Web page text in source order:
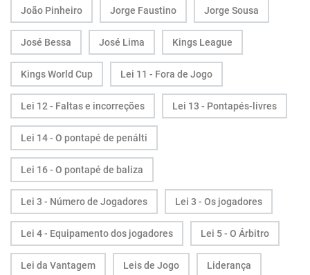
João Pinheiro Jorge Faustino Jorge Sousa
José Bessa José Lima Kings League
Kings World Cup Lei 11 - Fora de Jogo
Lei 12 - Faltas e incorreções Lei 13 - Pontapés-livres
Lei 14 - O pontapé de penálti
Lei 16 - O pontapé de baliza
Lei 3 - Número de Jogadores Lei 3 - Os jogadores
Lei 4 - Equipamento dos jogadores Lei 5 - O Árbitro
Lei da Vantagem Leis de Jogo Liderança